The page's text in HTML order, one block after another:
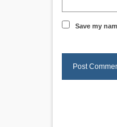
Save my